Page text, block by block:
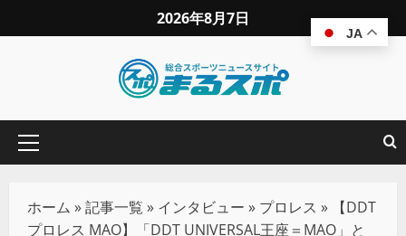
2026年8月7日
ホーム »記事一覧 » インタビュー » プロレス »
【DDT
プロレス MAO】「DDT UNIVERSAL王座＝MAO」と
JA